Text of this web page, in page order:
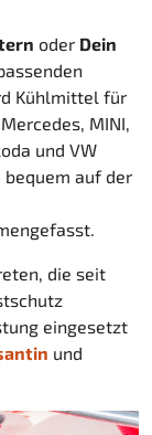
oder Dein
Kühlmittel für
MINI,
und VW
bequem auf der
die seit
eingesetzt
und